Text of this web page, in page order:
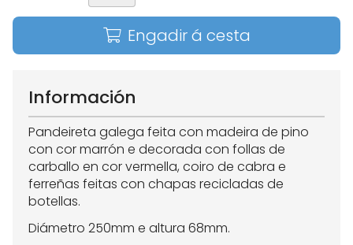
Engadir á cesta
Información
Pandeireta galega feita con madeira de pino
con cor marrón e decorada con follas de
carballo en cor vermella, coiro de cabra e
ferreñas feitas con chapas recicladas de
botellas.
Diámetro 250mm e altura 68mm.